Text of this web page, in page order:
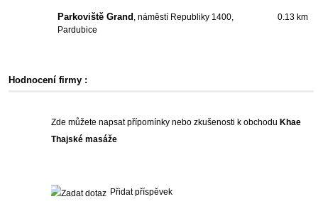
Parkoviště Grand , náměstí Republiky 1400,
Pardubice
0.13 km
Hodnocení firmy :
Zde můžete napsat přípomínky nebo zkušenosti k obchodu Khae
Thajské masáže
Přidat příspěvek